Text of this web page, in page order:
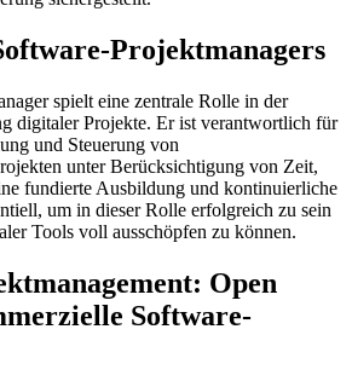
Projektmanagers
spielt eine zentrale Rolle in der
digitaler Projekte. Er ist verantwortlich für
und Steuerung von
unter Berücksichtigung von Zeit,
fundierte Ausbildung und kontinuierliche
um in dieser Rolle erfolgreich zu sein
Tools voll ausschöpfen zu können.
Open
Software-